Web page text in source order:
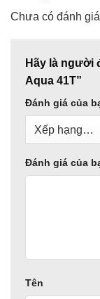
Chưa có đánh
Hãy là người
Aqua 41T”
Đánh giá của
Đánh giá của
Tên